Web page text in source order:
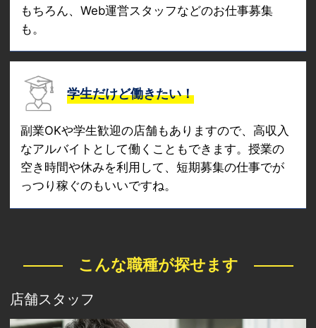
もちろん、Web運営スタッフなどのお仕事募集
も。
学生だけど働きたい！
副業OKや学生歓迎の店舗もありますので、高収入
なアルバイトとして働くこともできます。授業の
空き時間や休みを利用して、短期募集の仕事でが
っつり稼ぐのもいいですね。
こんな職種が探せます
店舗スタッフ